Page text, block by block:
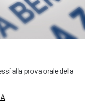
alla prova orale della